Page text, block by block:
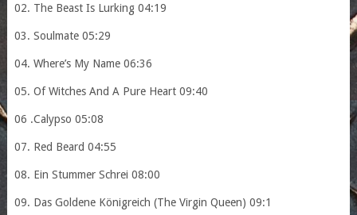
02. The Beast Is Lurking 04:19
03. Soulmate 05:29
04. Where’s My Name 06:36
05. Of Witches And A Pure Heart 09:40
06 .Calypso 05:08
07. Red Beard 04:55
08. Ein Stummer Schrei 08:00
09. Das Goldene Königreich (The Virgin Queen) 09:1